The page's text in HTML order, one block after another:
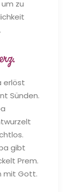
zu
erlöst
Sünden.
gibt
Prem.
mit Gott.